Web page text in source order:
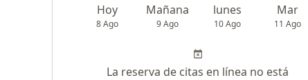
Hoy
8 Ago
Mañana
9 Ago
lunes
10 Ago
Mar
11 Ago
La reserva de citas en línea no está